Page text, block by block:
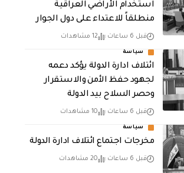
استخدام الأراضي العراقية
منطلقاً للاعتداء على دول الجوار
قبل 6 ساعات 12 مشاهدات
سياسة
ائتلاف ادارة الدولة يؤكد دعمه
لجهود حفظ الأمن والاستقرار
وحصر السلاح بيد الدولة
قبل 6 ساعات 10 مشاهدات
سياسة
مخرجات اجتماع ائتلاف ادارة الدولة
قبل 6 ساعات 20 مشاهدات